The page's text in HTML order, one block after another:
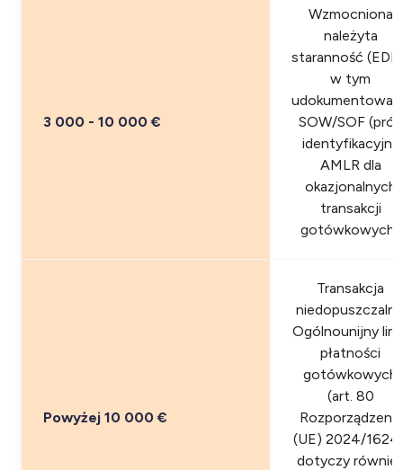
3 000 - 10 000 €
Wzmocniona
należyta
staranność
w tym
SOW/SOF (próg
identyfikacyjny
AMLR dla
okazjonalnych
transakcji
gotówkowych)
Powyżej 10 000 €
Transakcja
Ogólnounijny
płatności
gotówkowych
(art. 80
Rozporządzenia
(UE) 2024/
dotyczy